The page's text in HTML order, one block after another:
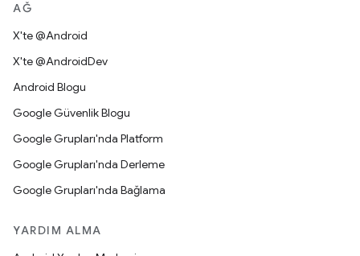
AĞ
X'te @Android
X'te @AndroidDev
Android Blogu
Google Güvenlik Blogu
Google Grupları'nda Platform
Google Grupları'nda Derleme
Google Grupları'nda Bağlama
YARDIM ALMA